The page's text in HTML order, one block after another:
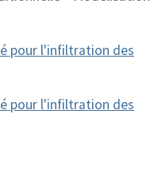
pour l'infiltration des
pour l'infiltration des